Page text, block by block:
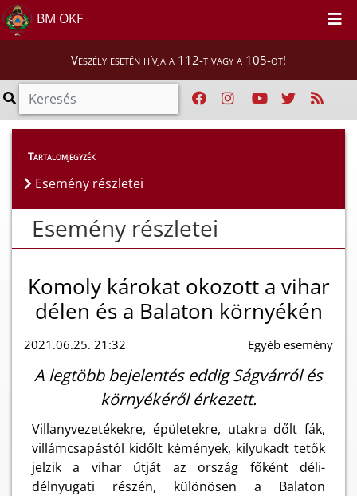
BM OKF
Veszély esetén hívja a 112-t vagy a 105-öt!
Esemény részletei
Tartalomjegyzék
Esemény részletei
Esemény részletei
Komoly károkat okozott a vihar
délen és a Balaton környékén
2021.06.25. 21:32 Egyéb esemény
A legtöbb bejelentés eddig Ságvárról és
környékéről érkezett.
Villanyvezetékekre, épületekre, utakra dőlt fák,
villámcsapástól kidőlt kémények, kilyukadt tetők
jelzik a vihar útját az ország főként déli-
délnyugati részén, különösen a Balaton